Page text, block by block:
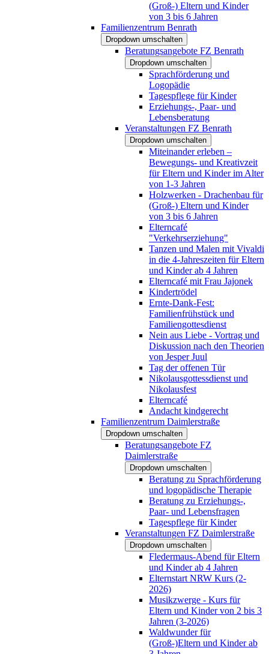
(Groß-) Eltern und Kinder
von 3 bis 6 Jahren
Familienzentrum Benrath
Dropdown umschalten
Beratungsangebote FZ Benrath
Dropdown umschalten
Sprachförderung und
Logopädie
Tagespflege für Kinder
Erziehungs-, Paar- und
Lebensberatung
Veranstaltungen FZ Benrath
Dropdown umschalten
Miteinander erleben –
Bewegungs- und Kreativzeit
für Eltern und Kinder im Alter
von 1-3 Jahren
Holzwerken - Drachenbau für
(Groß-) Eltern und Kinder
von 3 bis 6 Jahren
Elterncafé
"Verkehrserziehung"
Tanzen und Malen mit Vivaldi
in die 4-Jahreszeiten für Eltern
und Kinder ab 4 Jahren
Elterncafé mit Frau Jajonek
Kindertrödel
Ernte-Dank-Fest:
Familienfrühstück und
Familiengottesdienst
Nein aus Liebe - Vortrag und
Diskussion nach den Theorien
von Jesper Juul
Tag der offenen Tür
Nikolausgottessdienst und
Nikolausfest
Elterncafé
Andacht kindgerecht
Familienzentrum Daimlerstraße
Dropdown umschalten
Beratungsangebote FZ
Daimlerstraße
Dropdown umschalten
Beratung zu Sprachförderung
und logopädische Therapie
Beratung zu Erziehungs-,
Paar- und Lebensfragen
Tagespflege für Kinder
Veranstaltungen FZ Daimlerstraße
Dropdown umschalten
Fledermaus-Abend für Eltern
und Kinder ab 4 Jahren
Elternstart NRW Kurs (2-
2026)
Musikzwerge - Kurs für
Eltern und Kinder von 2 bis 3
Jahren (3-2026)
Waldwunder für
(Groß-)Eltern und Kinder ab